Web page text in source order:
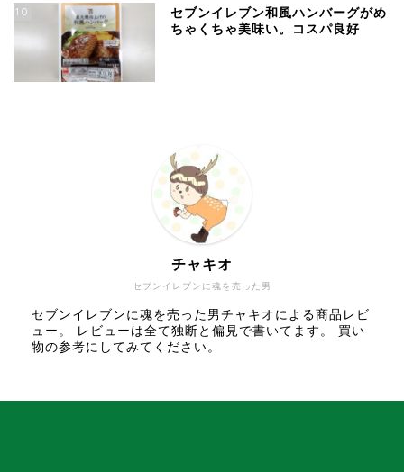
10
セブンイレブン和風ハンバーグがめ
ちゃくちゃ美味い。コスパ良好
セブンイレブンに魂を売った男
チャキオ
セブンイレブンに魂を売った男チャキオによる商品レビ
ュー。 レビューは全て独断と偏見で書いてます。 買い
物の参考にしてみてください。